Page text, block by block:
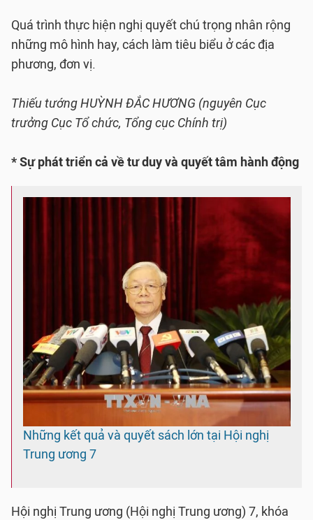
Quá trình thực hiện nghị quyết chú trọng nhân rộng
những mô hình hay, cách làm tiêu biểu ở các địa
phương, đơn vị.
Thiếu tướng HUỲNH ĐẮC HƯƠNG (nguyên Cục
trưởng Cục Tổ chức, Tổng cục Chính trị)
* Sự phát triển cả về tư duy và quyết tâm hành động
Những kết quả và quyết sách lớn tại Hội nghị
Trung ương 7
Hội nghị Trung ương (Hội nghị Trung ương) 7, khóa